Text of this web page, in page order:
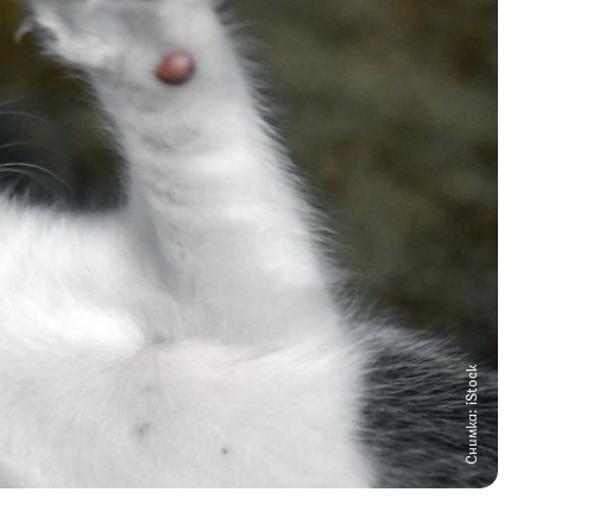
Снимка: iStock